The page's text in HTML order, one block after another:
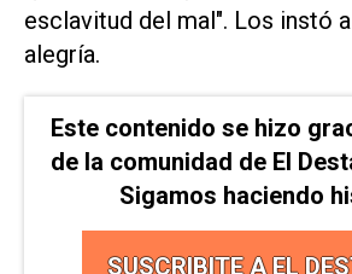
esclavitud del mal". Los instó
alegría.
Este contenido se hizo
de la comunidad de El
Sigamos haciendo
SUSCRIBITE A EL